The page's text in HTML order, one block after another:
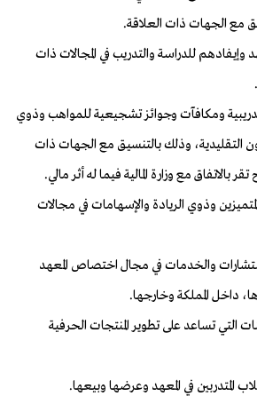
مع الجهات ذات العلاقة.
وإيفادهم للدراسة والتدريب في المجالات ذات
ومكافآت وجوائز تشجيعية للمواهب وذوي
التقليدية، وذلك بالتنسيق مع الجهات ذات
بالاتفاق مع وزارة المالية فيما له أثر مالي.
وذوي الريادة والإسهامات في مجالات
والخدمات في مجال اختصاص المعهد
داخل المملكة وخارجها.
التي تساعد على تطوير المنتجات الحرفية
المتدربين في المعهد وعرضها وبيعها.